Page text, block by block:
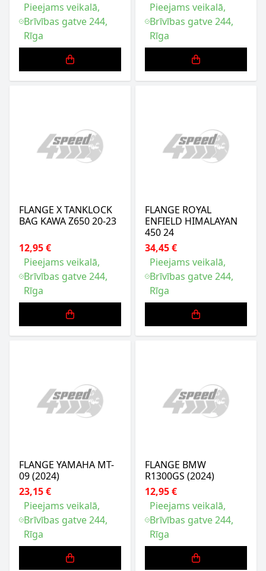
Pieejams veikalā,
Brīvības gatve 244,
Rīga
Pieejams veikalā,
Brīvības gatve 244,
Rīga
FLANGE X TANKLOCK
BAG KAWA Z650 20-23
12,95 €
Pieejams veikalā,
Brīvības gatve 244,
Rīga
FLANGE ROYAL
ENFIELD HIMALAYAN
450 24
34,45 €
Pieejams veikalā,
Brīvības gatve 244,
Rīga
FLANGE YAMAHA MT-
09 (2024)
23,15 €
Pieejams veikalā,
Brīvības gatve 244,
Rīga
FLANGE BMW
R1300GS (2024)
12,95 €
Pieejams veikalā,
Brīvības gatve 244,
Rīga